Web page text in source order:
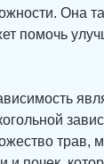
Она
помочь
трав,